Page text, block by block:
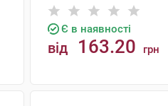
Є в наявності
від 163.20 грн